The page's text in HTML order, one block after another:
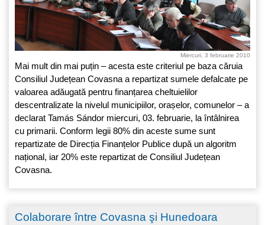
Miercuri, 3 februarie 2010
Mai mult din mai puțin – acesta este criteriul pe baza căruia
Consiliul Județean Covasna a repartizat sumele defalcate pe
valoarea adăugată pentru finanțarea cheltuielilor
descentralizate la nivelul municipiilor, orașelor, comunelor – a
declarat Tamás Sándor miercuri, 03. februarie, la întâlnirea
cu primarii. Conform legii 80% din aceste sume sunt
repartizate de Direcția Finanțelor Publice după un algoritm
național, iar 20% este repartizat de Consiliul Județean
Covasna.
Colaborare între Covasna şi Hunedoara